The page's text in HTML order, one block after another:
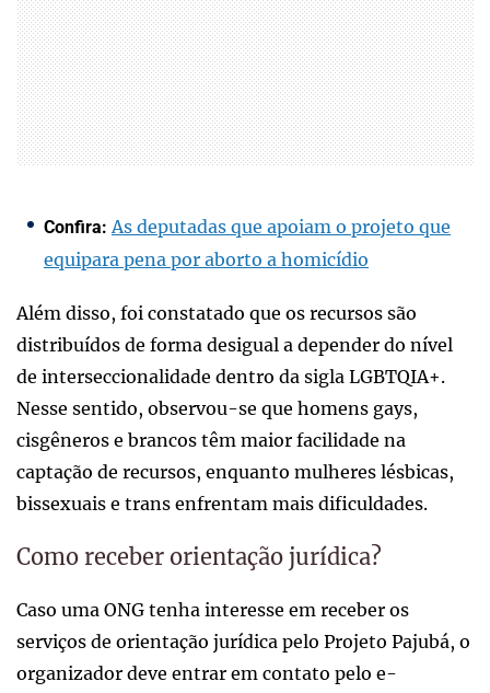
Confira: As deputadas que apoiam o projeto que
equipara pena por aborto a homicídio
Além disso, foi constatado que os recursos são
distribuídos de forma desigual a depender do nível
de interseccionalidade dentro da sigla LGBTQIA+.
Nesse sentido, observou-se que homens gays,
cisgêneros e brancos têm maior facilidade na
captação de recursos, enquanto mulheres lésbicas,
bissexuais e trans enfrentam mais dificuldades.
Como receber orientação jurídica?
Caso uma ONG tenha interesse em receber os
serviços de orientação jurídica pelo Projeto Pajubá, o
organizador deve entrar em contato pelo e-